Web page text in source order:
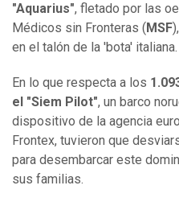
"Aquarius", fletado por las
Médicos sin Fronteras ( MSF
en el talón de la 'bota' italiana.
En lo que respecta a los
el "Siem Pilot", un barco
dispositivo de la agencia
Frontex, tuvieron que
para desembarcar este
sus familias.